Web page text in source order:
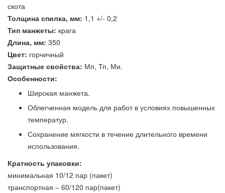
скота
Толщина спилка, мм: 1,1 +/- 0,2
Тип манжеты: крага
Длина, мм: 350
Цвет: горчичный
Защитные свойства: Мп, Тп, Ми.
Особенности:
Широкая манжета.
Облегченная модель для работ в условиях повышенных
температур.
Сохранение мягкости в течение длительного времени
использования.
Кратность упаковки:
минимальная 10/12 пар (пакет)
транспортная – 60/120 пар(пакет)